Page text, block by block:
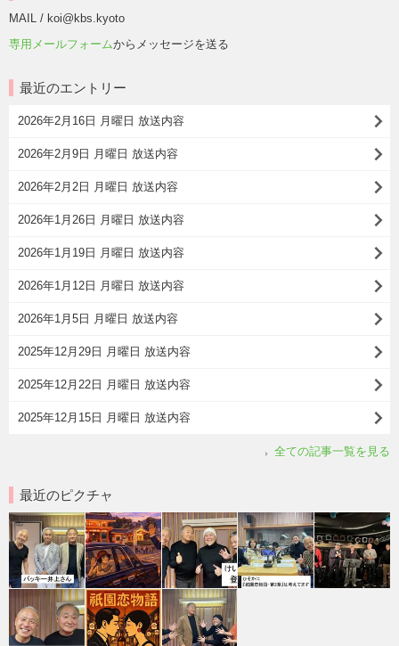
MAIL / koi@kbs.kyoto
専用メールフォームからメッセージを送る
最近のエントリー
2026年2月16日 月曜日 放送内容
2026年2月9日 月曜日 放送内容
2026年2月2日 月曜日 放送内容
2026年1月26日 月曜日 放送内容
2026年1月19日 月曜日 放送内容
2026年1月12日 月曜日 放送内容
2026年1月5日 月曜日 放送内容
2025年12月29日 月曜日 放送内容
2025年12月22日 月曜日 放送内容
2025年12月15日 月曜日 放送内容
全ての記事一覧を見る
最近のピクチャ